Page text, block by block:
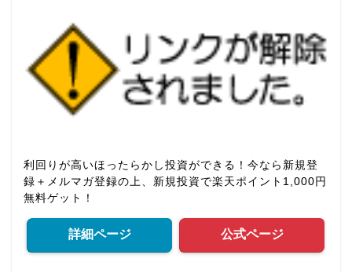
利回りが高いほったらかし投資ができる！今なら新規登
録＋メルマガ登録の上、新規投資で楽天ポイント1,000円
無料ゲット！
詳細ページ 公式ページ